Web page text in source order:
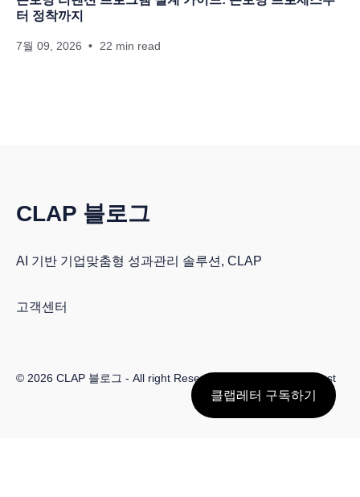
터 정착까지
7월 09, 2026 22 min read
CLAP 블로그
AI 기반 기업맞춤형 성과관리 솔루션, CLAP
고객센터
© 2026 CLAP 블로그 - All right Reserved. Published with Ghost
클랩레터 구독하기